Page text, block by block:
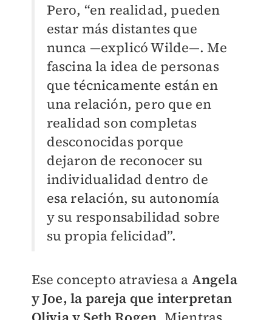
Pero, “en realidad, pueden
estar más distantes que
nunca —explicó Wilde—. Me
fascina la idea de personas
que técnicamente están en
una relación, pero que en
realidad son completas
desconocidas porque
dejaron de reconocer su
individualidad dentro de
esa relación, su autonomía
y su responsabilidad sobre
su propia felicidad”.
Ese concepto atraviesa a Angela
y Joe, la pareja que interpretan